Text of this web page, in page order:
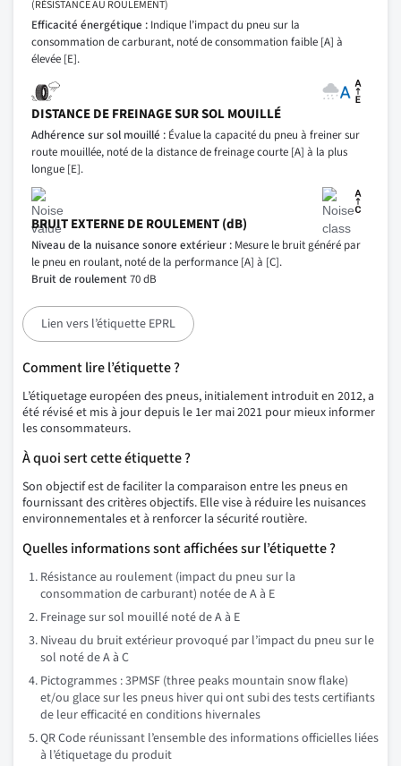
(RÉSISTANCE AU ROULEMENT)
Efficacité énergétique : Indique l’impact du pneu sur la
consommation de carburant, noté de consommation faible [A] à
élevée [E].
DISTANCE DE FREINAGE SUR SOL MOUILLÉ
Adhérence sur sol mouillé : Évalue la capacité du pneu à freiner sur
route mouillée, noté de la distance de freinage courte [A] à la plus
longue [E].
BRUIT EXTERNE DE ROULEMENT (dB)
Niveau de la nuisance sonore extérieur : Mesure le bruit généré par
le pneu en roulant, noté de la performance [A] à [C].
Bruit de roulement70 dB
Lien vers l’étiquette EPRL
Comment lire l’étiquette ?
L’étiquetage européen des pneus, initialement introduit en 2012, a
été révisé et mis à jour depuis le 1er mai 2021 pour mieux informer
les consommateurs.
À quoi sert cette étiquette ?
Son objectif est de faciliter la comparaison entre les pneus en
fournissant des critères objectifs. Elle vise à réduire les nuisances
environnementales et à renforcer la sécurité routière.
Quelles informations sont affichées sur l’étiquette ?
Résistance au roulement (impact du pneu sur la
consommation de carburant) notée de A à E
Freinage sur sol mouillé noté de A à E
Niveau du bruit extérieur provoqué par l’impact du pneu sur le
sol noté de A à C
Pictogrammes : 3PMSF (three peaks mountain snow flake)
et/ou glace sur les pneus hiver qui ont subi des tests certifiants
de leur efficacité en conditions hivernales
QR Code réunissant l’ensemble des informations officielles liées
à l’étiquetage du produit